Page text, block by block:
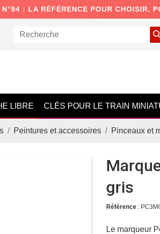
: LA RÉFÉRENCE POUR CHOISIR,
LIBRE CLÉS POUR LE TRAIN
Peintures et accessoires Pinceaux et
gris
Référence :
Le marqueur